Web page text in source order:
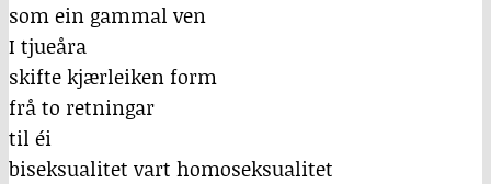
som ein gammal ven
I tjueåra
skifte kjærleiken form
frå to retningar
til éi
biseksualitet vart homoseksualitet